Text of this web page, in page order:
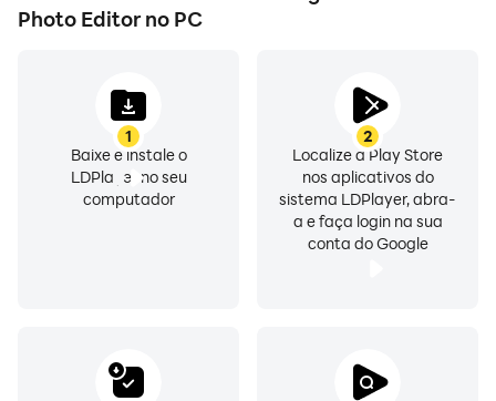
Photo Editor no PC
1
Baixe e instale o
LDPlayer no seu
computador
2
Localize a Play Store
nos aplicativos do
sistema LDPlayer, abra-
a e faça login na sua
conta do Google